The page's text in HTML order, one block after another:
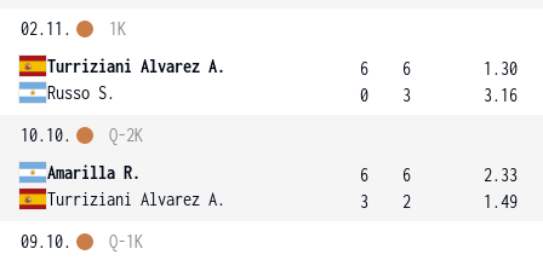
02.11.
Turriziani Alvarez A.
Russo S.
1K
6
0
6
3
1.30
3.16
10.10.
Amarilla R.
Turriziani Alvarez A.
Q-2K
6
3
6
2
2.33
1.49
09.10.
Q-1K